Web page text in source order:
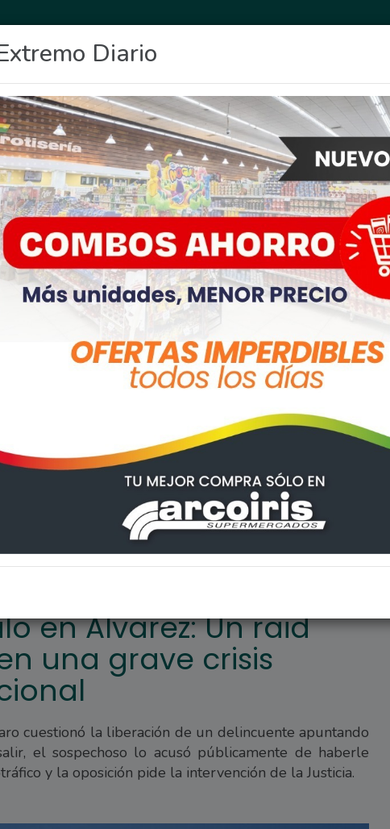
HOY OCIO DEPORTES FIGHIERA GENERAL LAGOS POLICIALES
Diario
raid delictivo derivó en una grave crisis política e institucional
POLICIALES
en Álvarez: Un raid
una grave crisis
cuestionó la liberación de un delincuente apuntando
el sospechoso lo acusó públicamente de haberle
y la oposición pide la intervención de la Justicia.